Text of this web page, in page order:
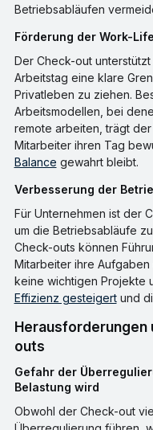
Betriebsabläufen
Förderung der Work-
Der Check-out
Arbeitstag eine klare
Privatleben zu ziehen.
Arbeitsmodellen, bei
remote arbeiten, trägt
Mitarbeiter ihren Tag
Balance gewahrt bleibt.
Verbesserung der
Für Unternehmen ist der
um die Betriebsabläufe
Check-outs können
Mitarbeiter ihre
keine wichtigen Projekte
Effizienz gesteigertund
Herausforderungen und Kritikpunkte des Check-
outs
Gefahr der Überregulierung: Wenn der Check-out zur
Belastung wird
Obwohl der Check-out